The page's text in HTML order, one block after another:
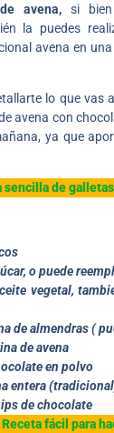
avena,si bien
la puedes
avena en
lo que vas
avena con
ya que
sencilla de
o puede
vegetal,
de almendras (
de avena
en polvo
entera
de chocolate
Receta fácil para